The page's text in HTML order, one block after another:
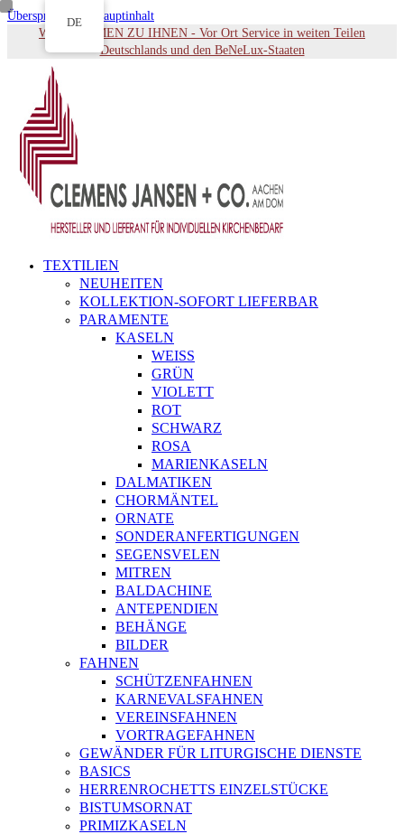
Überspringen zu Hauptinhalt
WIR KOMMEN ZU IHNEN - Vor Ort Service in weiten Teilen
Deutschlands und den BeNeLux-Staaten
TEXTILIEN
NEUHEITEN
KOLLEKTION-SOFORT LIEFERBAR
PARAMENTE
KASELN
WEISS
GRÜN
VIOLETT
ROT
SCHWARZ
ROSA
MARIENKASELN
DALMATIKEN
CHORMÄNTEL
ORNATE
SONDERANFERTIGUNGEN
SEGENSVELEN
MITREN
BALDACHINE
ANTEPENDIEN
BEHÄNGE
BILDER
FAHNEN
SCHÜTZENFAHNEN
KARNEVALSFAHNEN
VEREINSFAHNEN
VORTRAGEFAHNEN
GEWÄNDER FÜR LITURGISCHE DIENSTE
BASICS
HERRENROCHETTS EINZELSTÜCKE
BISTUMSORNAT
PRIMIZKASELN
DE